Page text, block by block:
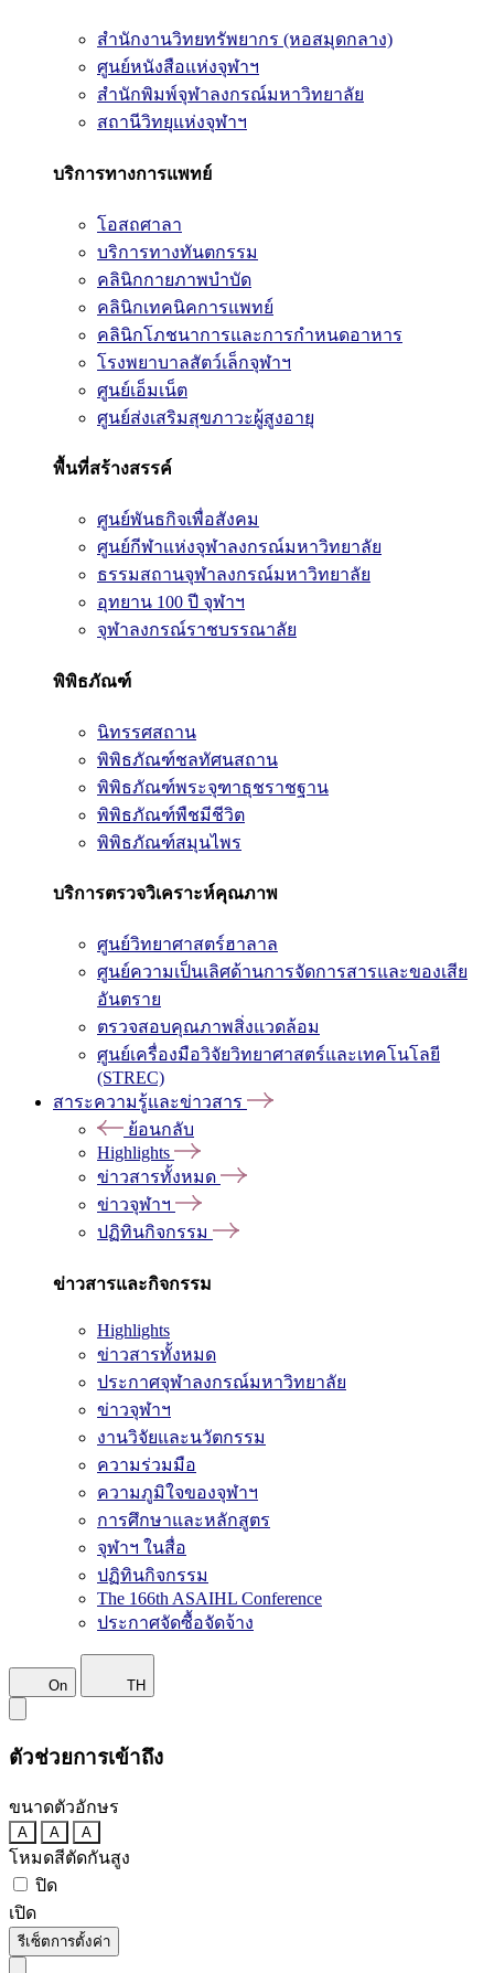
สำนักงานวิทยทรัพยากร (หอสมุดกลาง)
ศูนย์หนังสือแห่งจุฬาฯ
สำนักพิมพ์จุฬาลงกรณ์มหาวิทยาลัย
สถานีวิทยุแห่งจุฬาฯ
บริการทางการแพทย์
โอสถศาลา
บริการทางทันตกรรม
คลินิกกายภาพบำบัด
คลินิกเทคนิคการแพทย์
คลินิกโภชนาการและการกำหนดอาหาร
โรงพยาบาลสัตว์เล็กจุฬาฯ
ศูนย์เอ็มเน็ต
ศูนย์ส่งเสริมสุขภาวะผู้สูงอายุ
พื้นที่สร้างสรรค์
ศูนย์พันธกิจเพื่อสังคม
ศูนย์กีฬาแห่งจุฬาลงกรณ์มหาวิทยาลัย
ธรรมสถานจุฬาลงกรณ์มหาวิทยาลัย
อุทยาน 100 ปี จุฬาฯ
จุฬาลงกรณ์ราชบรรณาลัย
พิพิธภัณฑ์
นิทรรศสถาน
พิพิธภัณฑ์ชลทัศนสถาน
พิพิธภัณฑ์พระจุฑาธุชราชฐาน
พิพิธภัณฑ์พืชมีชีวิต
พิพิธภัณฑ์สมุนไพร
บริการตรวจวิเคราะห์คุณภาพ
ศูนย์วิทยาศาสตร์ฮาลาล
ศูนย์ความเป็นเลิศด้านการจัดการสารและของเสีย
อันตราย
ตรวจสอบคุณภาพสิ่งแวดล้อม
ศูนย์เครื่องมือวิจัยวิทยาศาสตร์และเทคโนโลยี
(STREC)
สาระความรู้และข่าวสาร
ย้อนกลับ
Highlights
ข่าวสารทั้งหมด
ข่าวจุฬาฯ
ปฏิทินกิจกรรม
ข่าวสารและกิจกรรม
Highlights
ข่าวสารทั้งหมด
ประกาศจุฬาลงกรณ์มหาวิทยาลัย
ข่าวจุฬาฯ
งานวิจัยและนวัตกรรม
ความร่วมมือ
ความภูมิใจของจุฬาฯ
การศึกษาและหลักสูตร
จุฬาฯ ในสื่อ
ปฏิทินกิจกรรม
The 166th ASAIHL Conference
ประกาศจัดซื้อจัดจ้าง
On TH
ตัวช่วยการเข้าถึง
ขนาดตัวอักษร
A A A
โหมดสีตัดกันสูง
ปิด
เปิด
รีเซ็ตการตั้งค่า